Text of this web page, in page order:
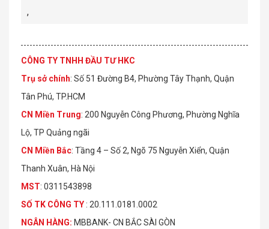
,
CÔNG TY TNHH ĐẦU TƯ HKC
Trụ sở chính: Số 51 Đường B4, Phường Tây Thạnh, Quận
Tân Phú, TP.HCM
CN Miền Trung: 200 Nguyễn Công Phương, Phường Nghĩa
Lộ, TP Quảng ngãi
CN Miền Bắc: Tầng 4 – Số 2, Ngõ 75 Nguyễn Xiển, Quận
Thanh Xuân, Hà Nội
MST: 0311543898
SỐ TK CÔ NG TY : 20.111.0181.0002
NGÂN HÀNG: MBBANK- CN BẮC SÀI GÒN